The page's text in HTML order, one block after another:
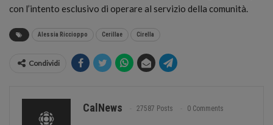
con l’intento esclusivo di operare al servizio della comunità.
Alessia Riccioppo Cerillae Cirella
Condividi
CalNews 27587 Posts 0 Comments